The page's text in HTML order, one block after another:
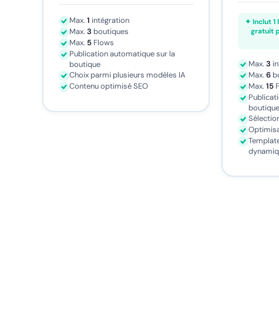
Max. 1 intégration
Max. 3 boutiques
Max. 5 Flows
Publication automatique sur la
boutique
Choix parmi plusieurs modèles IA
Contenu optimisé SEO
✦ Inclut 1
gratuit
Max. 3
Max. 6
Max. 15
boutique